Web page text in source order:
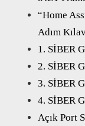
“Home
Adım
1. SİBER
2. SİBER
3. SİBER
4. SİBER
Açık Port